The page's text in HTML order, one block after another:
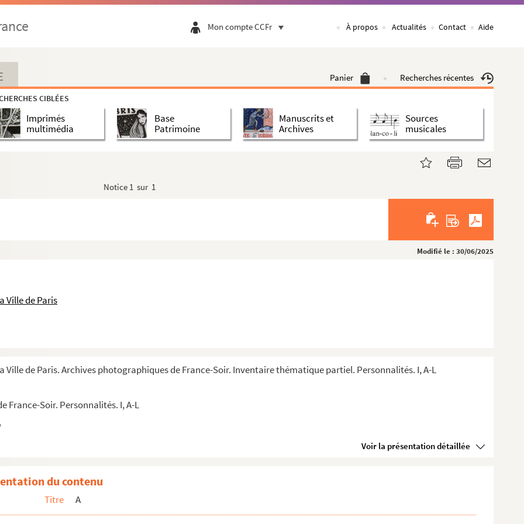
Mon compte CCFr À propos Actualités Contact Aide
Panier Recherches récentes
CIBLÉES
Imprimés
multimédia
Base
Patrimoine
Manuscrits et
Archives
Sources
musicales
Notice 1 sur 1
Modifié le : 30/06/2025
Ville de Paris
Ville de Paris. Archives photographiques de France-Soir. Inventaire thématique partiel. Personnalités. I, A-L
France-Soir. Personnalités. I, A-L
Voir la présentation détaillée
du contenu
Titre A